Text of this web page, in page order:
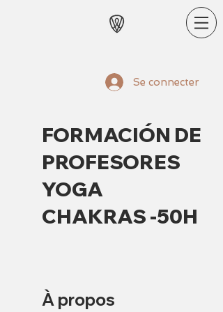
Se connecter
FORMACIÓN DE
PROFESORES
YOGA
CHAKRAS -50H
À propos